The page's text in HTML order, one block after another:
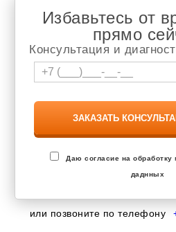
Избавьтесь от
прямо
Консультация и
Даю согласие на обработку
даднных
или позвоните по телефону